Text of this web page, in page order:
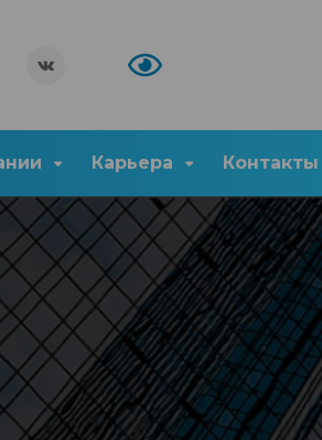
Карьера Контакты